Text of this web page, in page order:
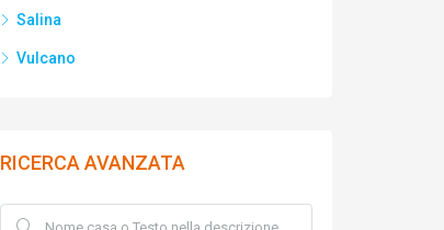
Salina
Vulcano
RICERCA AVANZATA